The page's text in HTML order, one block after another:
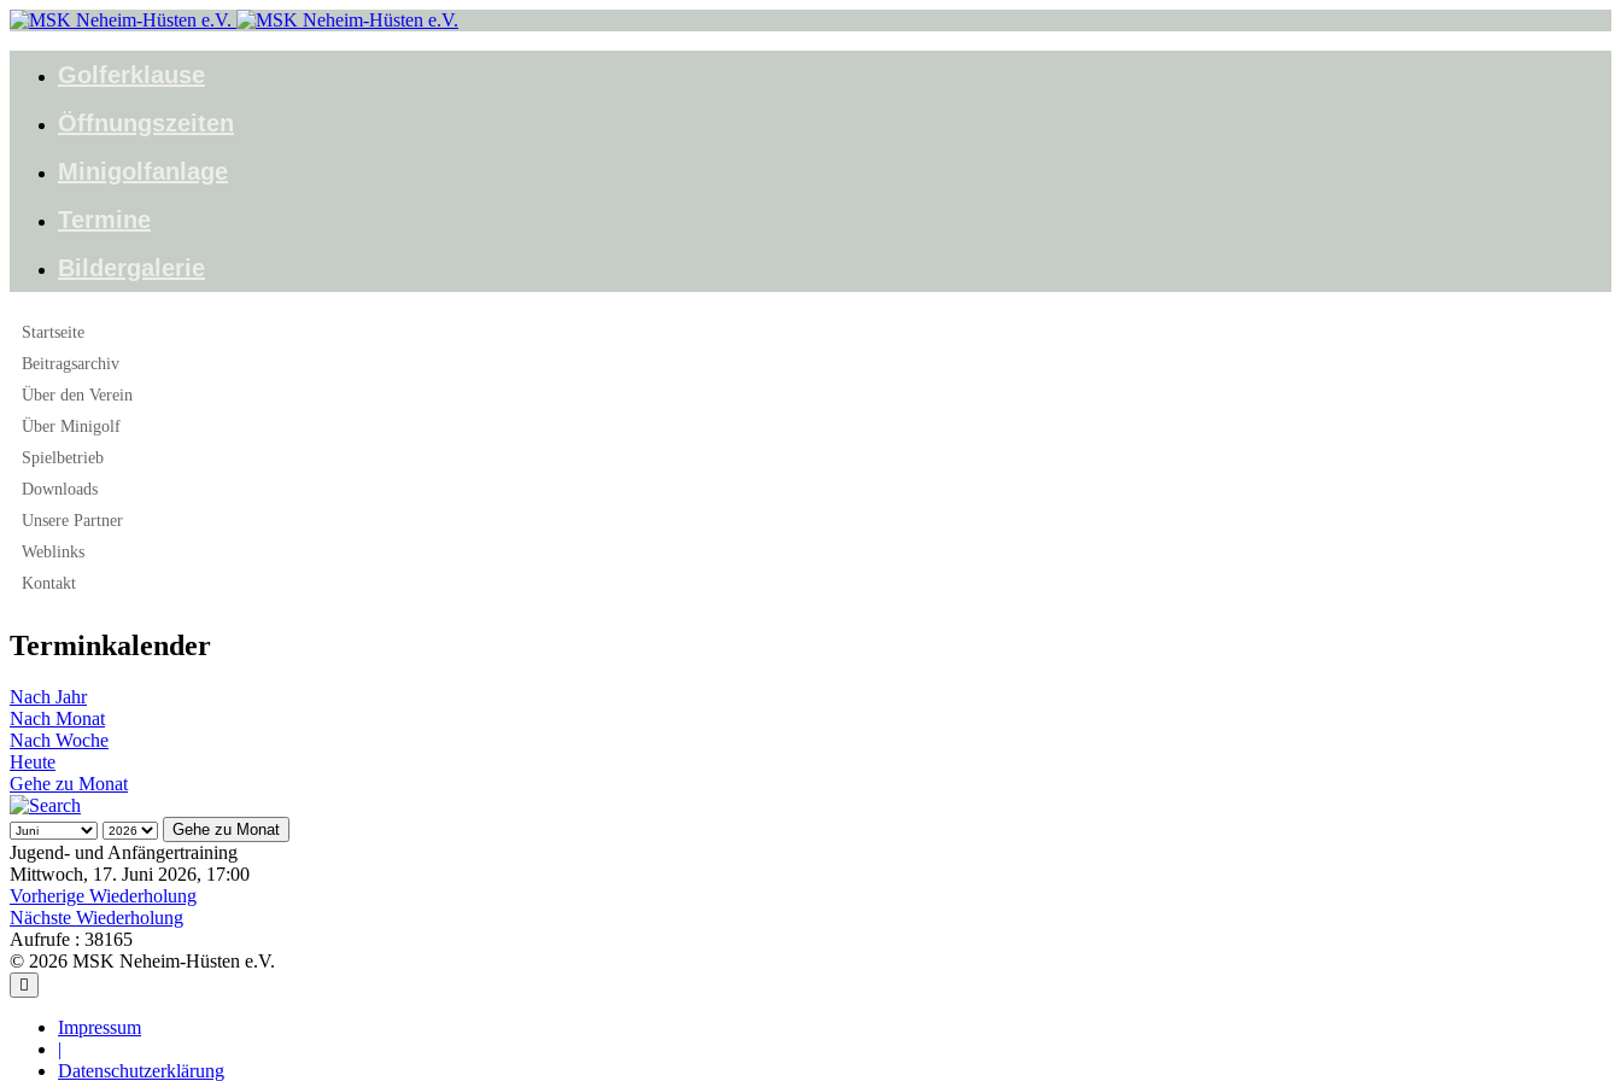
Golferklause
Öffnungszeiten
Minigolfanlage
Termine
Bildergalerie
Startseite
Beitragsarchiv
Über den Verein
Über Minigolf
Spielbetrieb
Downloads
Unsere Partner
Weblinks
Kontakt
Terminkalender
Nach Jahr
Nach Monat
Nach Woche
Heute
Gehe zu Monat
Gehe zu Monat
Jugend- und Anfängertraining
Mittwoch, 17. Juni 2026, 17:00
Vorherige Wiederholung
Nächste Wiederholung
Aufrufe : 38165
© 2026 MSK Neheim-Hüsten e.V.
Impressum
|
Datenschutzerklärung